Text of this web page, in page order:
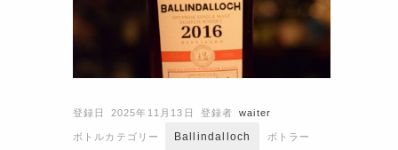
登録日 2025年11月13日 登録者 waiter
ボトルカテゴリー Ballindalloch ボトラー